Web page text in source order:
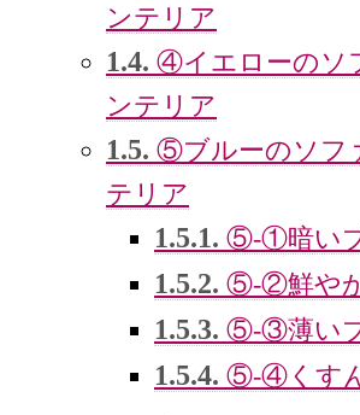
ンテリア
1.4. ④イエローのソ
ンテリア
1.5. ⑤ブルーのソフ
テリア
1.5.1. ⑤-①暗い
1.5.2. ⑤-②鮮や
1.5.3. ⑤-③薄い
1.5.4. ⑤-④くす